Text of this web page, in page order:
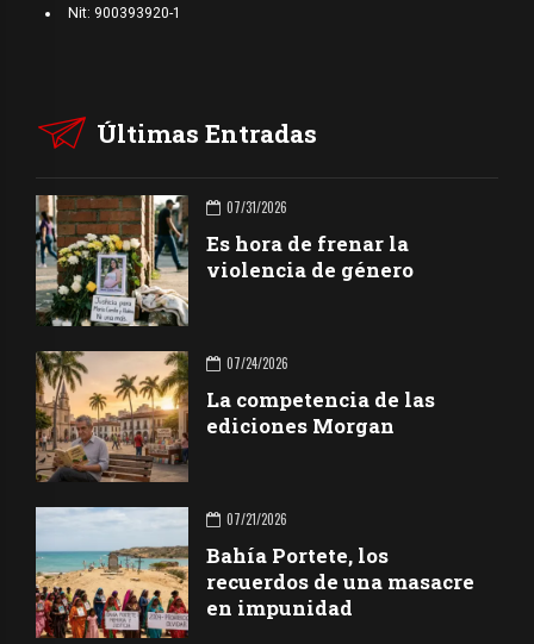
Nit: 900393920-1
Últimas Entradas
07/31/2026
Es hora de frenar la
violencia de género
07/24/2026
La competencia de las
ediciones Morgan
07/21/2026
Bahía Portete, los
recuerdos de una masacre
en impunidad